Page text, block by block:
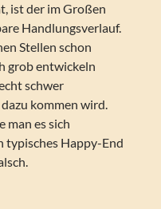
ist der im Großen
Handlungsverlauf.
Stellen schon
grob entwickeln
schwer
kommen wird.
man es sich
typisches Happy-End